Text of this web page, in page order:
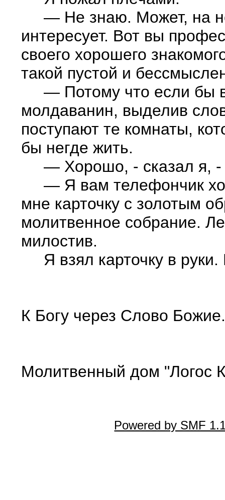
— Не знаю. Может, на
интересует. Вот вы
своего хорошего
такой пустой и
— Потому что если бы
молдаванин, выделив
поступают те комнаты,
бы негде жить.
— Хорошо, - сказал я, - а
— Я вам телефончик
мне карточку с золотым
молитвенное собрание.
милостив.
Я взял карточку в
К Богу через Слово
Молитвенный дом "Логос
Powered by SMF